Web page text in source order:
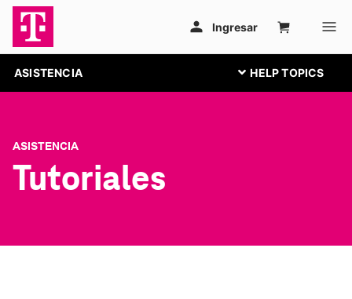
ASISTENCIA
ASISTENCIA
Tutoriales